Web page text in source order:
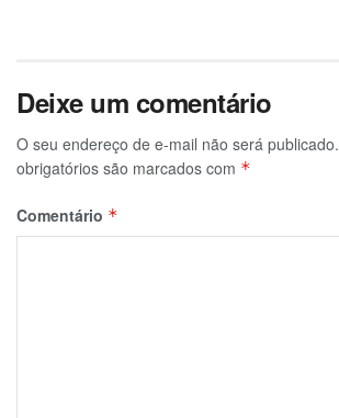
Deixe um comentário
O seu endereço de e-mail não será publicado.
obrigatórios são marcados com *
Comentário *